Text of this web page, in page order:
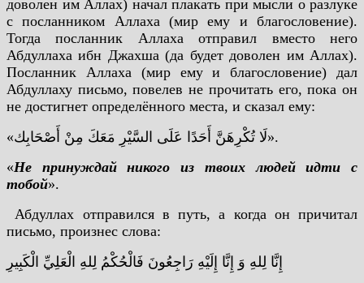
доволен им Аллах) начал плакать при мысли о разлуке
с посланником Аллаха (мир ему и благословение).
Тогда посланник Аллаха отправил вместо него
Абдуллаха ибн Джахша (да будет доволен им Аллах).
Посланник Аллаха (мир ему и благословение) дал
Абдуллаху письмо, повелев не прочитать его, пока он
не достигнет определённого места, и сказал ему:
«لَا تُكْرِهَنَّ أَحَدًا عَلَى السَّيْرِ مَعَكَ مِنْ أَصْحَابِك».
«Не принуждай никого из твоих людей идти с
тобой».
Абдуллах отправился в путь, а когда он причитал
письмо, произнес слова:
إِنَّا لِلهِ وَ إِنَّا إِلَيْهِ رَاجِعُونَ فَالْحُكْمُ لِلهِ الْعَلِيِّ الْكَبِيرِ